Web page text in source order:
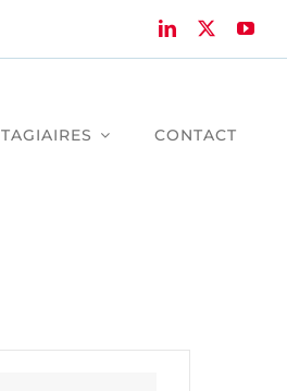
CONTACT